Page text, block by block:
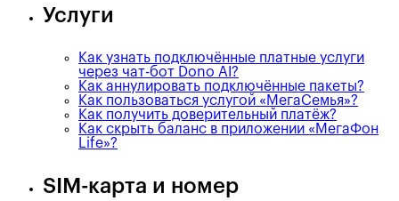
Услуги
Как узнать подключённые платные услуги
через чат-бот Dono AI?
Как аннулировать подключённые пакеты?
Как пользоваться услугой «МегаСемья»?
Как получить доверительный платёж?
Как скрыть баланс в приложении «МегаФон
Life»?
SIM-карта и номер